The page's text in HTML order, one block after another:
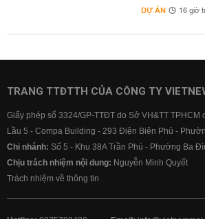
DỰ ÁN 16 giờ
TRANG TTĐTTH CỦA CÔNG TY
Giấy phép số 3324/GP-TTĐT do Sở VH&TT TPHCM
Lầu 5 - Compa Building - 293 Điện Biên Phủ -
Chi nhánh: Số 5 - Khu 38A Trần Phú - Phường Ba
Chịu trách nhiệm nội dung: Nguyễn Minh Quyết
Trách nhiệm về thông tin